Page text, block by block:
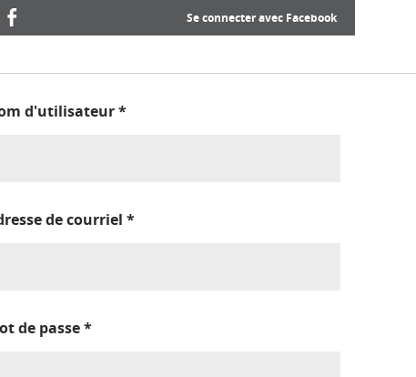
Se connecter avec Facebook
d'utilisateur*
de courriel *
de passe*